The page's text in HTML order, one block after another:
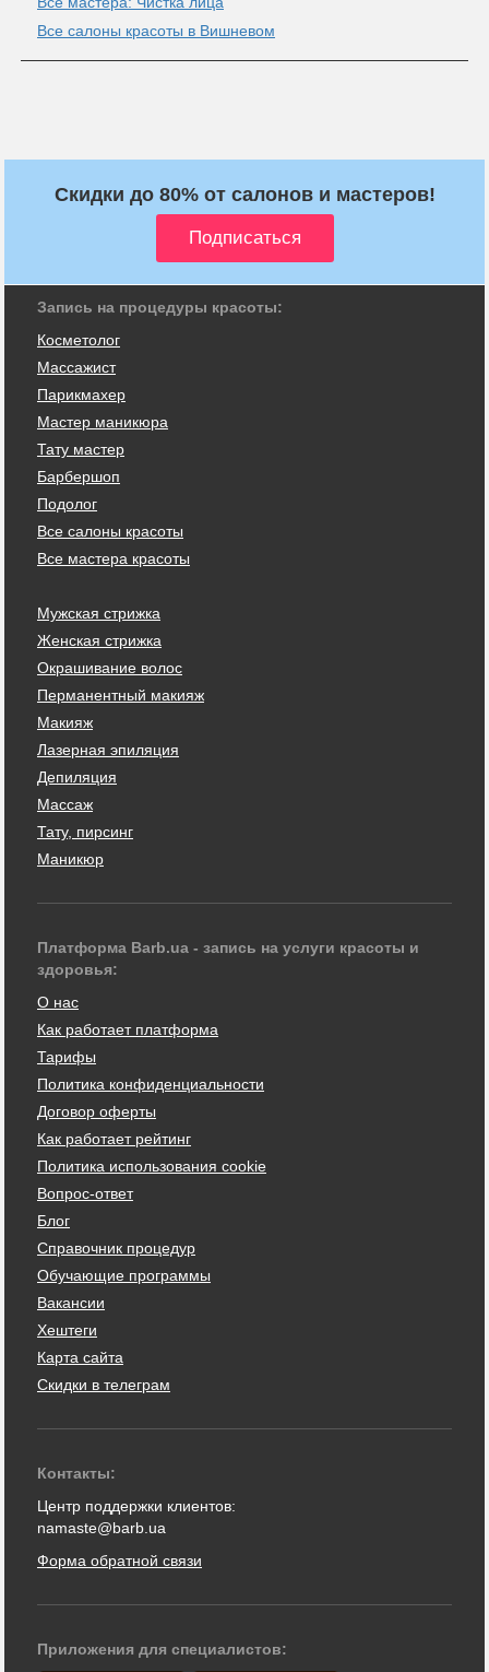
Все салоны красоты в Вишневом
Скидки до 80% от салонов и мастеров!
Запись на процедуры красоты:
Косметолог
Массажист
Парикмахер
Мастер маникюра
Тату мастер
Барбершоп
Подолог
Все салоны красоты
Все мастера красоты
Мужская стрижка
Женская стрижка
Окрашивание волос
Перманентный макияж
Макияж
Лазерная эпиляция
Депиляция
Массаж
Тату, пирсинг
Маникюр
Платформа Barb.ua - запись на услуги красоты и
здоровья:
О нас
Как работает платформа
Тарифы
Политика конфиденциальности
Договор оферты
Как работает рейтинг
Политика использования cookie
Вопрос-ответ
Блог
Справочник процедур
Обучающие программы
Вакансии
Хештеги
Карта сайта
Скидки в телеграм
Контакты:
Центр поддержки клиентов:
namaste@barb.ua
Форма обратной связи
Приложения для специалистов: